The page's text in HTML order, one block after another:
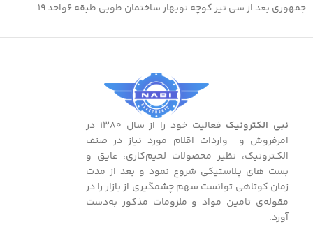
جمهوری بعد از سی تیر کوچه نوبهار ساختمان طوبی طبقه ۶واحد ۱۹
نبی الکترونیک
فعالیت خود را از سال ۱۳۸۰ در
امرفروش و واردات اقلام مورد نیاز در صنف
الکـترونیک، نظیر محصولات لحیم‌کاری، عایق و
بست ‌های پـلاستیکی شروع نمود و بعد از مدت
زمان کوتاهی توانست سهم چشمگیری از بازار را در
مقوله‌ی تامین مواد و ملزومات مذکور به‌دست
آورد.